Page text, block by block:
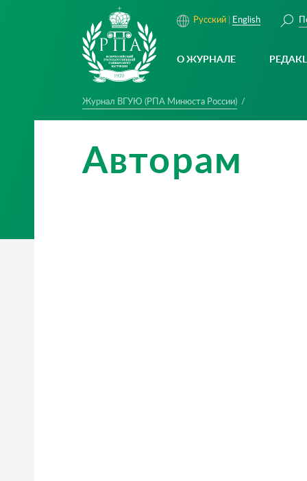
Русский English
О ЖУРНАЛЕ
Журнал ВГУЮ (РПА Минюста России)
Авторам